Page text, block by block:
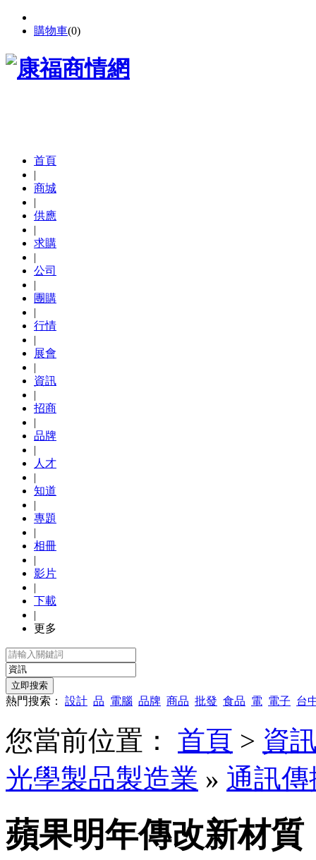
購物車(0)
首頁
|
商城
|
供應
|
求購
|
公司
|
團購
|
行情
|
展會
|
資訊
|
招商
|
品牌
|
人才
|
知道
|
專題
|
相冊
|
影片
|
下載
|
更多
熱門搜索： 設計 品 電腦 品牌 商品 批發 食品 電 電子 台
您當前位置： 首頁 > 資
光學製品製造業 » 通訊
蘋果明年傳改新材質